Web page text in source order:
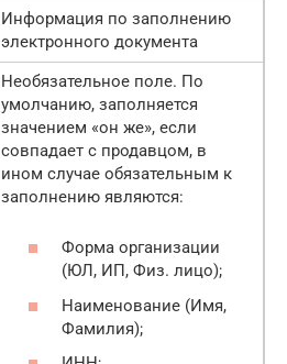
Информация по заполнению
электронного документа
Необязательное поле. По
умолчанию, заполняется
значением «он же», если
совпадает с продавцом, в
ином случае обязательным к
заполнению являются:
Форма организации
(ЮЛ, ИП, Физ. лицо);
Наименование (Имя,
Фамилия);